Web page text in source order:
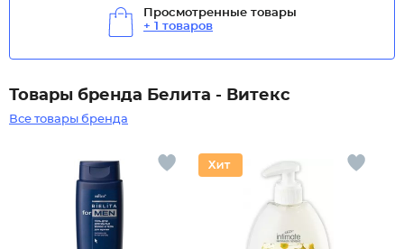
Просмотренные товары
+ 1 товаров
Товары бренда Белита - Витекс
Все товары бренда